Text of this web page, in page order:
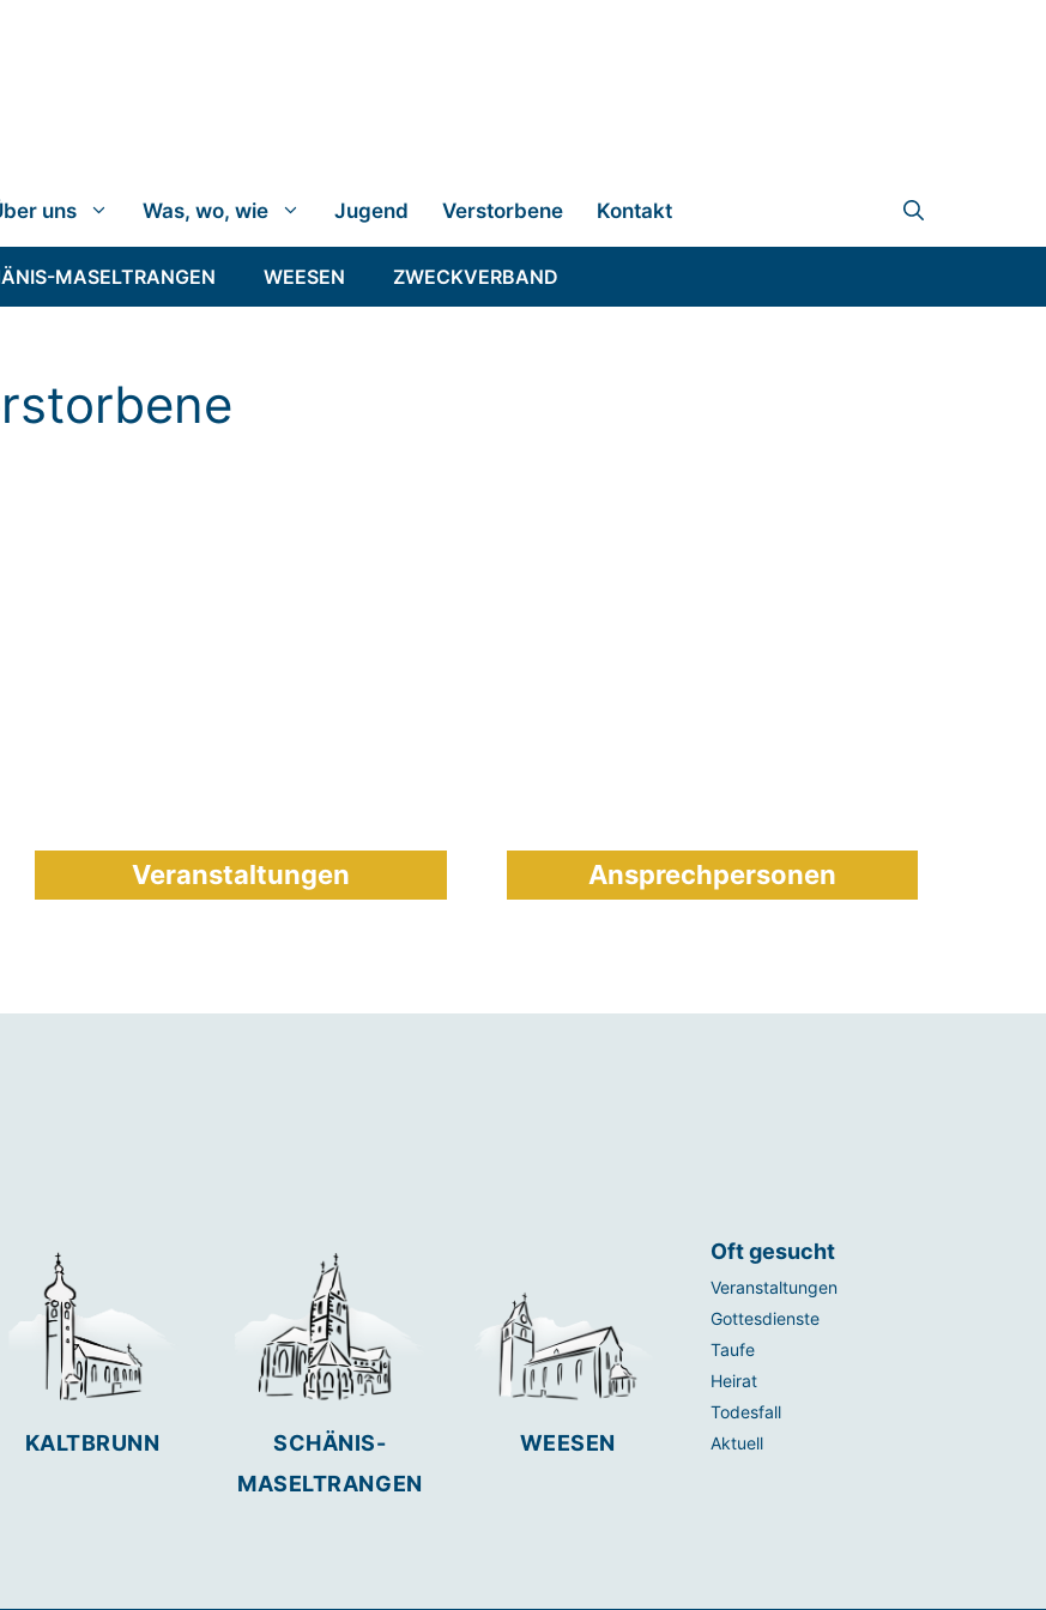
uns Was, wo, wie Jugend Verstorbene Kontakt
MASELTRANGEN WEESEN ZWECKVERBAND
Veranstaltungen Ansprechpersonen
KALTBRUNN
SCHÄNIS-
MASELTRANGEN
WEESEN
Oft gesucht
Veranstaltungen
Gottesdienste
Taufe
Heirat
Todesfall
Aktuell